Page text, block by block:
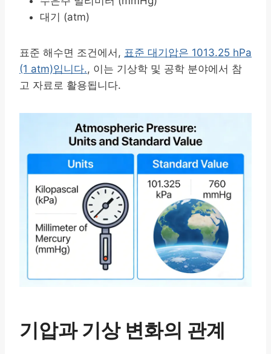
대기 (atm)
표준 해수면 조건에서, 표준 대기압은 1013.25 hPa
(1 atm)입니다., 이는 기상학 및 공학 분야에서 참
고 자료로 활용됩니다.
기압과 기상 변화의 관계